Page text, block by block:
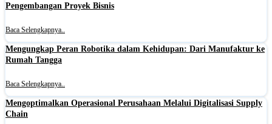
Pengembangan Proyek Bisnis
Baca Selengkapnya..
Mengungkap Peran Robotika dalam Kehidupan: Dari Manufaktur ke
Rumah Tangga
Baca Selengkapnya..
Mengoptimalkan Operasional Perusahaan Melalui Digitalisasi Supply
Chain